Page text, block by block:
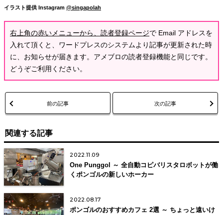
イラスト提供 Instagram @singapolah
右上角の赤いメニューから、読者登録ページで Email アドレスを
入れて頂くと、ワードプレスのシステムより記事が更新された時
に、お知らせが届きます。アメブロの読者登録機能と同じです。
どうぞご利用ください。
前の記事 次の記事
関連する記事
2022.11.09
One Punggol ～ 全自動コピバリスタロボットが働
くポンゴルの新しいホーカー
2022.08.17
ポンゴルのおすすめカフェ 2選 ～ ちょっと遠いけ